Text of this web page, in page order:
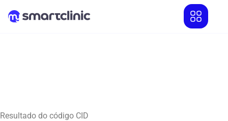
Resultado do código CID